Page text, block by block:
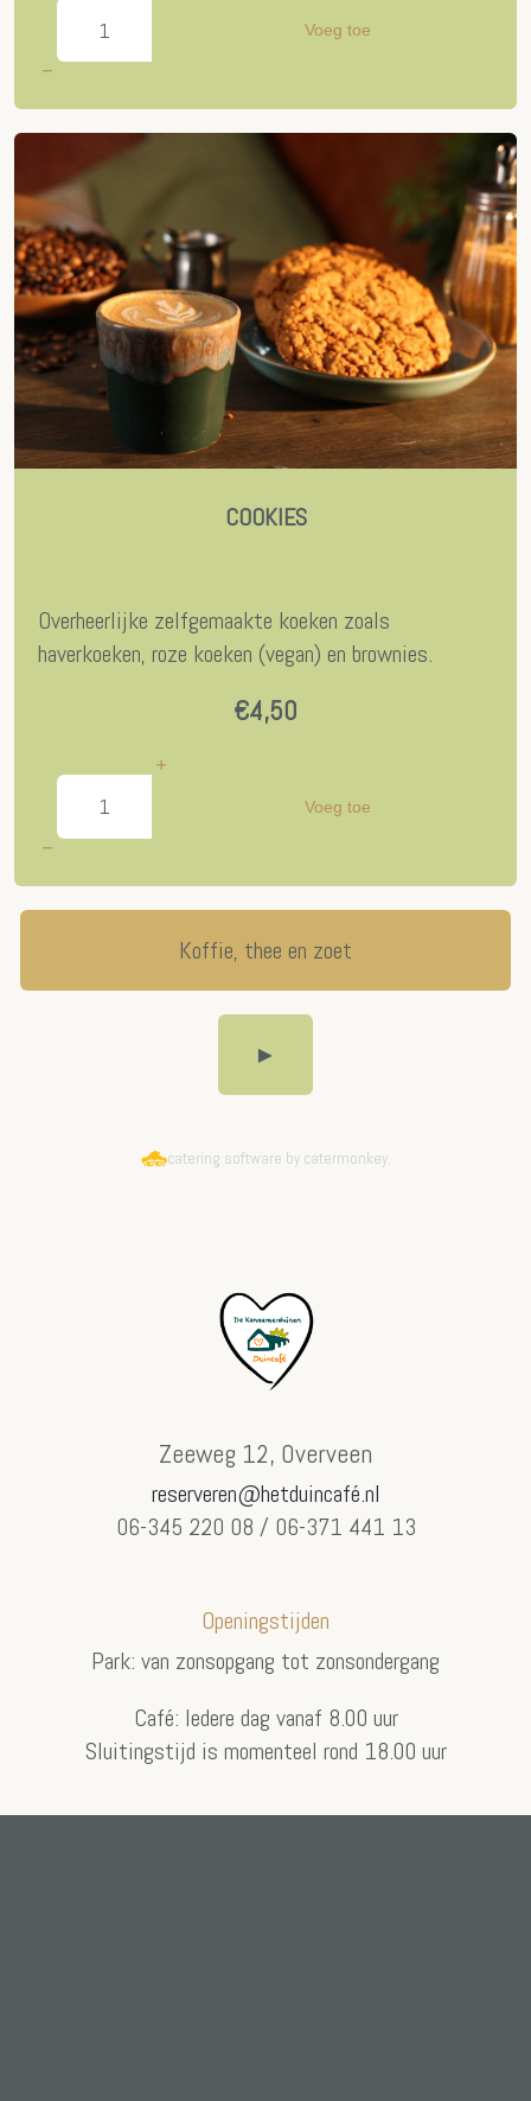
Voeg toe
COOKIES
Overheerlijke zelfgemaakte koeken zoals
haverkoeken, roze koeken (vegan) en brownies.
€4,50
Voeg toe
Koffie, thee en zoet
►
catering software by catermonkey.
Zeeweg 12, Overveen
reserveren@hetduincafé.nl
06-345 220 08 / 06-371 441 13
Openingstijden
Park: van zonsopgang tot zonsondergang
Café: Iedere dag vanaf 8.00 uur
Sluitingstijd is momenteel rond 18.00 uur